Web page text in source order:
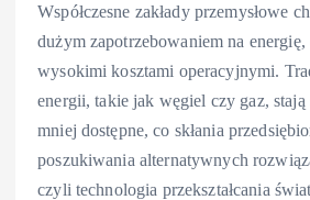
Współczesne zakłady przemysłowe
dużym zapotrzebowaniem na
wysokimi kosztami operacyjnymi.
energii, takie jak węgiel czy gaz, stają
mniej dostępne, co skłania
poszukiwania alternatywnych
czyli technologia przekształcania